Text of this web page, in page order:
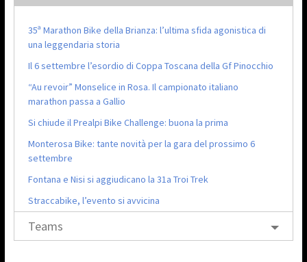
35ª Marathon Bike della Brianza: l’ultima sfida agonistica di
una leggendaria storia
Il 6 settembre l’esordio di Coppa Toscana della Gf Pinocchio
“Au revoir” Monselice in Rosa. Il campionato italiano
marathon passa a Gallio
Si chiude il Prealpi Bike Challenge: buona la prima
Monterosa Bike: tante novità per la gara del prossimo 6
settembre
Fontana e Nisi si aggiudicano la 31a Troi Trek
Straccabike, l’evento si avvicina
Teams